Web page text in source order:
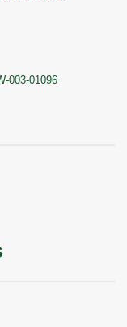
003-01096